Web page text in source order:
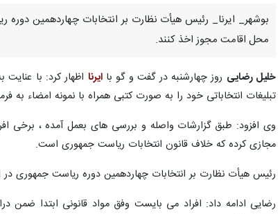
بوشهر_ ایرنا_ رئیس هیأت نظارت بر انتخابات چهاردهمین
محل اقامت مجوز اخذ کنند.
خلیل رضایی روز چهارشنبه در گفت و گو باایرنا اظهار کرد: با
تبلیغات انتخاباتی خود را به صورت کتبی همراه با نمونه امضاء به
وی افزود: طبق گزارشات واصله و بررسی های بعمل آمده ، برخی
مجازی کرده که خلاف قانون انتخابات ریاست جمهوری است.
رئیس هیأت نظارت بر انتخابات چهاردهمین دوره ریاست جمهوری
رضایی ادامه داد: افراد می بایست وفق مواد قانونی ابتدا ضمن